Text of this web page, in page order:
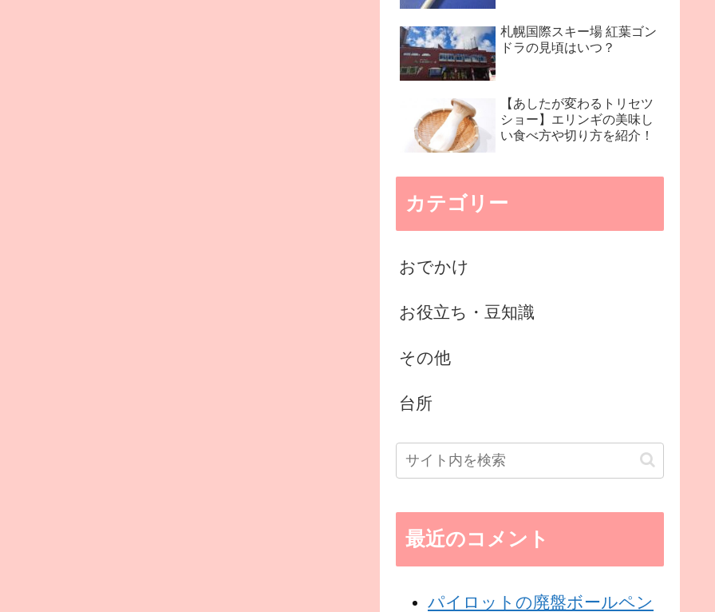
札幌国際スキー場 紅葉ゴン
ドラの見頃はいつ？
【あしたが変わるトリセツ
ショー】エリンギの美味し
い食べ方や切り方を紹介！
カテゴリー
おでかけ
お役立ち・豆知識
その他
台所
最近のコメント
パイロットの廃盤ボールペン